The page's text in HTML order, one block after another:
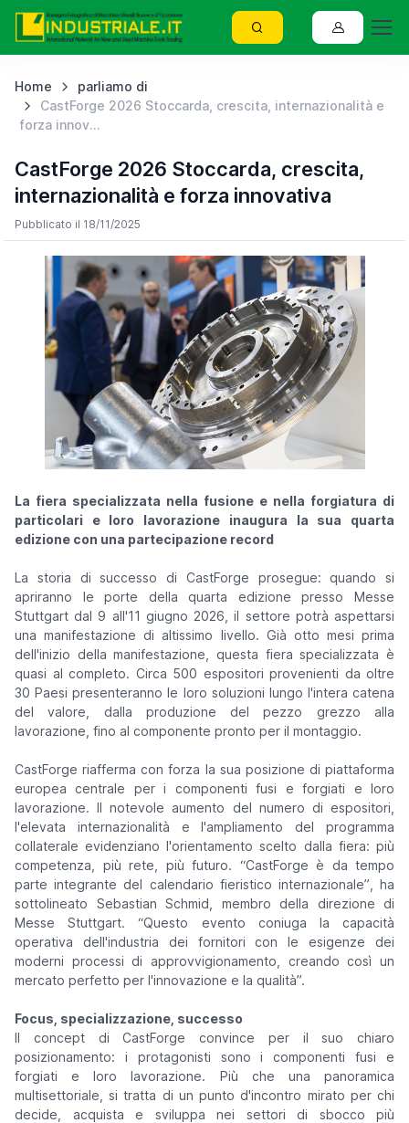
Home
parliamo di
CastForge 2026 Stoccarda, crescita, internazionalità e
forza innov...
CastForge 2026 Stoccarda, crescita,
internazionalità e forza innovativa
Pubblicato il 18/11/2025
La fiera specializzata nella fusione e nella forgiatura di
particolari e loro lavorazione inaugura la sua quarta
edizione con una partecipazione record
La storia di successo di CastForge prosegue: quando si
apriranno le porte della quarta edizione presso Messe
Stuttgart dal 9 all'11 giugno 2026, il settore potrà aspettarsi
una manifestazione di altissimo livello. Già otto mesi prima
dell'inizio della manifestazione, questa fiera specializzata è
quasi al completo. Circa 500 espositori provenienti da oltre
30 Paesi presenteranno le loro soluzioni lungo l'intera catena
del valore, dalla produzione del pezzo grezzo alla
lavorazione, fino al componente pronto per il montaggio.
CastForge riafferma con forza la sua posizione di piattaforma
europea centrale per i componenti fusi e forgiati e loro
lavorazione. Il notevole aumento del numero di espositori,
l'elevata internazionalità e l'ampliamento del programma
collaterale evidenziano l'orientamento scelto dalla fiera: più
competenza, più rete, più futuro. “CastForge è da tempo
parte integrante del calendario fieristico internazionale” , ha
sottolineato Sebastian Schmid, membro della direzione di
Messe Stuttgart.“Questo evento coniuga la capacità
operativa dell'industria dei fornitori con le esigenze dei
moderni processi di approvvigionamento, creando così un
mercato perfetto per l'innovazione e la qualità”.
Focus, specializzazione, successo
Il concept di CastForge convince per il suo chiaro
posizionamento: i protagonisti sono i componenti fusi e
forgiati e loro lavorazione. Più che una panoramica
multisettoriale, si tratta di un punto d'incontro mirato per chi
decide, acquista e sviluppa nei settori di sbocco più